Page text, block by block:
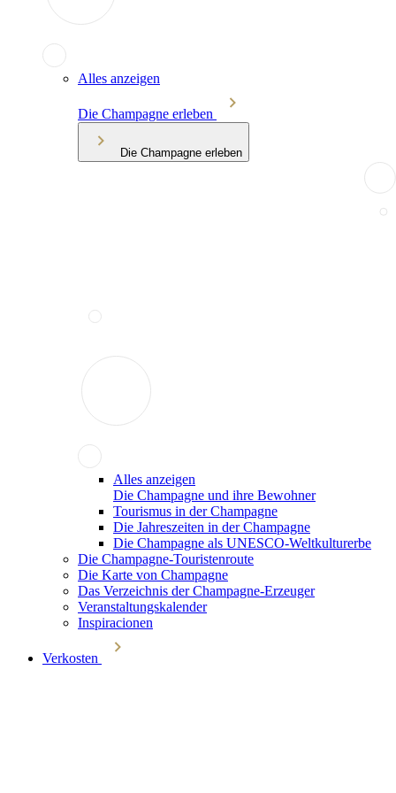
Alles anzeigen
Die Champagne erleben
Die Champagne erleben
Alles anzeigen
Die Champagne und ihre Bewohner
Tourismus in der Champagne
Die Jahreszeiten in der Champagne
Die Champagne als UNESCO-Weltkulturerbe
Die Champagne-Touristenroute
Die Karte von Champagne
Das Verzeichnis der Champagne-Erzeuger
Veranstaltungskalender
Inspiracionen
Verkosten